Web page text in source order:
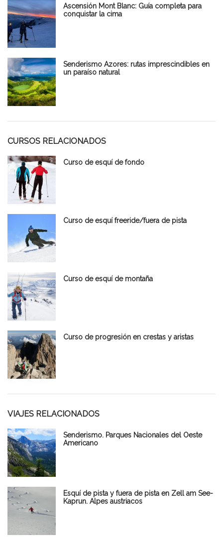
Ascensión Mont Blanc: Guía completa para
conquistar la cima
Senderismo Azores: rutas imprescindibles en
un paraíso natural
CURSOS RELACIONADOS
Curso de esquí de fondo
Curso de esquí freeride/fuera de pista
Curso de esquí de montaña
Curso de progresión en crestas y aristas
VIAJES RELACIONADOS
Senderismo. Parques Nacionales del Oeste
Americano
Esquí de pista y fuera de pista en Zell am See-
Kaprun. Alpes austriacos